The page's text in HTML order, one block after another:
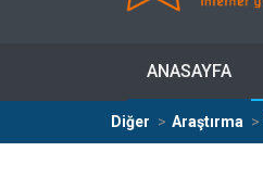
ANASAYFA
Diğer Araştırma